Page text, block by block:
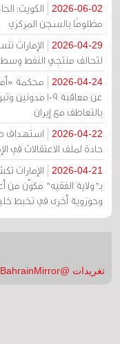
2026-06-02
الكويت:
مظلومًا بالسجن المركزي
2026-04-29
الإمارات
لتحالف منتجي النفط وسط
2026-04-24
محكمة
بالتعاطف مع إيران
2026-04-22
استهداف
حادة لملف الاعتقالات في
2026-04-21
الإمارات
بـ"ولاية الفقيه" مكوّن
وحوزوية أخرى في تخبط
تغريدات @BahrainMirror